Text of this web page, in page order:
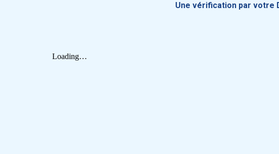
Une vérification par votre